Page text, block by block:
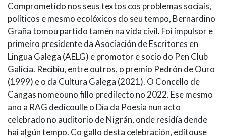
Comprometido nos seus textos cos problemas sociais,
políticos e mesmo ecolóxicos do seu tempo, Bernardino
Graña tomou partido tamén na vida civil. Foi impulsor e
primeiro presidente da Asociación de Escritores en
Lingua Galega (AELG) e promotor e socio do Pen Club
Galicia. Recibiu, entre outros, o premio Pedrón de Ouro
(1999) e o da Cultura Galega (2021). O Concello de
Cangas nomeouno fillo predilecto no 2022. Ese mesmo
ano a RAG dedicoulle o Día da Poesía nun acto
celebrado no auditorio de Nigrán, onde residía dende
hai algún tempo. Co gallo desta celebración, editouse